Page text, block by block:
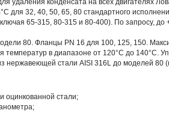
для 32, 40, 50, 65, 80 стандартного
65-315, 80-315 и 80-400). По запросу, до
80. Фланцы PN 16 для 100, 125, 150.
температур в диапазоне от 120°C до 140°C.
нержавеющей стали AISI 316L до моделей 80
оцинкованной стали;